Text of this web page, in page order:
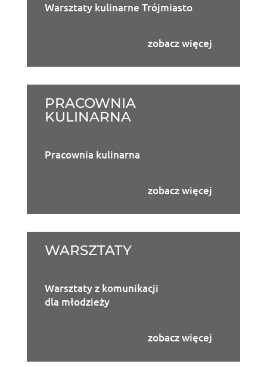
Warsztaty kulinarne Trójmiasto
zobacz więcej
PRACOWNIA
KULINARNA
Pracownia kulinarna
zobacz więcej
WARSZTATY
Warsztaty z komunikacji
dla młodzieży
zobacz więcej